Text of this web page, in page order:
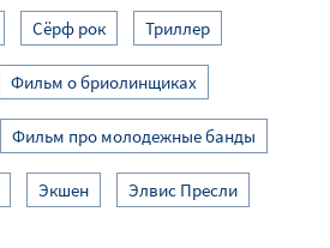
Сёрф рок Триллер
Фильм о бриолинщиках
Фильм про молодежные банды
Экшен Элвис Пресли